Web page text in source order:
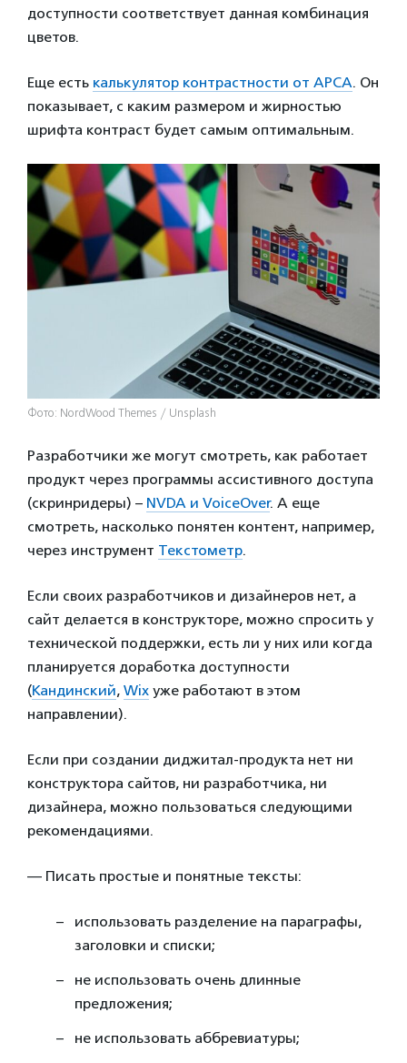
доступности соответствует данная комбинация
цветов.
Еще есть калькулятор контрастности от APCA. Он
показывает, с каким размером и жирностью
шрифта контраст будет самым оптимальным.
Фото: NordWood Themes / Unsplash
Разработчики же могут смотреть, как работает
продукт через программы ассистивного доступа
(скринридеры) – NVDA и VoiceOver. А еще
смотреть, насколько понятен контент, например,
через инструмент Текстометр.
Если своих разработчиков и дизайнеров нет, а
сайт делается в конструкторе, можно спросить у
технической поддержки, есть ли у них или когда
планируется доработка доступности
(Кандинский, Wix уже работают в этом
направлении).
Если при создании диджитал-продукта нет ни
конструктора сайтов, ни разработчика, ни
дизайнера, можно пользоваться следующими
рекомендациями.
— Писать простые и понятные тексты:
использовать разделение на параграфы,
заголовки и списки;
не использовать очень длинные
предложения;
не использовать аббревиатуры;